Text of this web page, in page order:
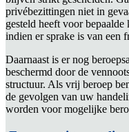
privébezittingen niet in
gesteld heeft voor
indien er sprake is van een
Daarnaast is er nog
beschermd door de
structuur. Als vrij beroep
de gevolgen van uw
worden voor mogelijke